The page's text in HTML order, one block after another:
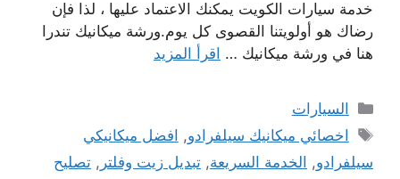
خدمة سيارات الكويت يمكنك الاعتماد عليها ، لذا فإن
رضاك ​​هو أولويتنا القصوى كل يوم.ورشة ميكانيك تندرا
هنا في ورشة ميكانيك … اقرأ المزيد
التصنيفات
السيارات
الوسوم
اخصائي ميكانيك سيلفرادو, افضل ميكانيكي
سيلفرادو, الخدمة السريعة, تبديل زيت وفلتر , تصليح